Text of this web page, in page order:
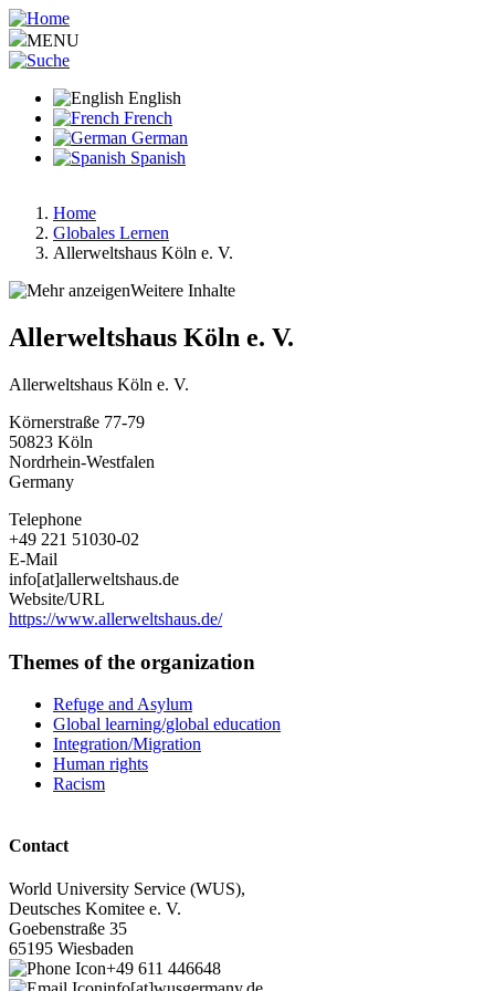
Skip
to
main
MENU
English
French
German
Spanish
Breadcrumb
Home
Globales Lernen
Allerweltshaus Köln e. V.
Weitere Inhalte
Allerweltshaus Köln e. V.
Allerweltshaus Köln e. V.
Körnerstraße 77-79
50823 Köln
Nordrhein-Westfalen
Germany
Telephone
+49 221 51030-02
E-Mail
info[at]allerweltshaus.de
Website/URL
https://www.allerweltshaus.de/
Themes of the organization
Refuge and Asylum
Global learning/global education
Integration/Migration
Human rights
Racism
Contact
World University Service (WUS),
Deutsches Komitee e. V.
Goebenstraße 35
65195 Wiesbaden
+49 611 446648